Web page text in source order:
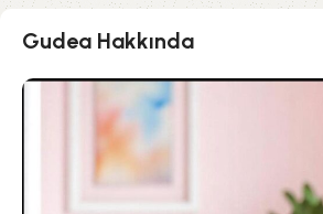
Gudea Hakkında